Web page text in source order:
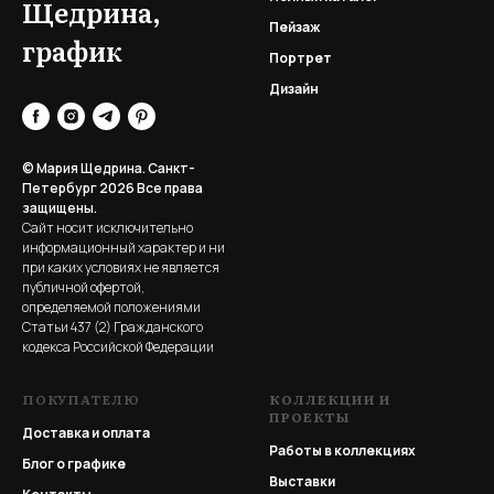
Щедрина,
график
© Мария Щедрина. Санкт-
Петербург 2026Все права
защищены.
Сайт носит исключительно
информационный характер и ни
при каких условиях не является
публичной офертой,
определяемой положениями
Статьи 437 (2) Гражданского
кодекса Российской Федерации
Пейзаж
Портрет
Дизайн
ПОКУПАТЕЛЮ
Доставка и оплата
Блог о графике
КОЛЛЕКЦИИ И
ПРОЕКТЫ
Работы в коллекциях
Выставки